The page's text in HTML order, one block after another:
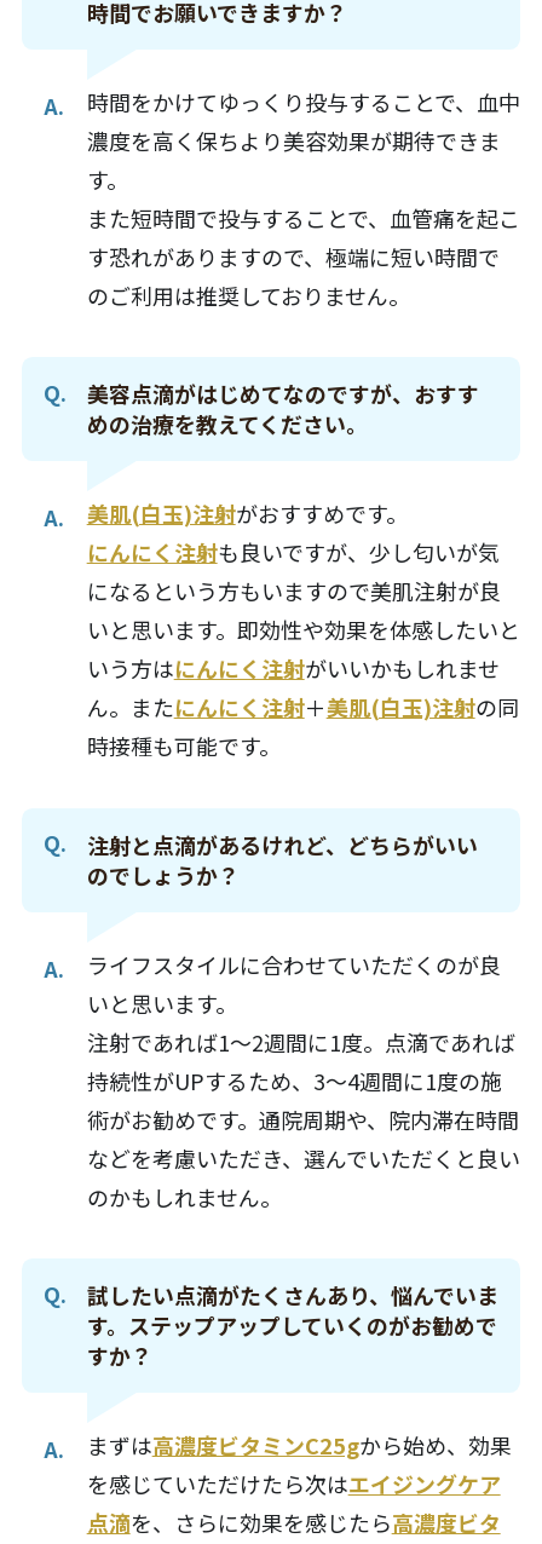
時間でお願いできますか？
時間をかけてゆっくり投与することで、血中
濃度を高く保ちより美容効果が期待できま
す。
また短時間で投与することで、血管痛を起こ
す恐れがありますので、極端に短い時間で
のご利用は推奨しておりません。
美容点滴がはじめてなのですが、おすす
めの治療を教えてください。
美肌(白玉)注射がおすすめです。
にんにく注射も良いですが、少し匂いが気
になるという方もいますので美肌注射が良
いと思います。 即効性や効果を体感したいと
いう方はにんにく注射がいいかもしれませ
ん。 またにんにく注射＋美肌(白玉)注射の同
時接種も可能です。
注射と点滴があるけれど、どちらがいい
のでしょうか？
ライフスタイルに合わせていただくのが良
いと思います。
注射であれば1〜2週間に1度。 点滴であれば
持続性がUPするため、3〜4週間に1度の施
術がお勧めです。 通院周期や、院内滞在時間
などを考慮いただき、選んでいただくと良い
のかもしれません。
試したい点滴がたくさんあり、悩んでいま
す。ステップアップしていくのがお勧めで
すか？
まずは高濃度ビタミンC25gから始め、効果
を感じていただけたら次はエイジングケア
点滴を、 さらに効果を感じたら高濃度ビタ